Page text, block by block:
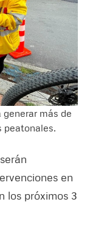
más de
peatonales.
en
los próximos 3